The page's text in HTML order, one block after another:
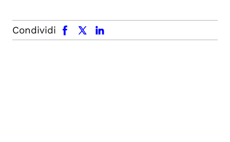
Condividi
facebook x.com linkedin